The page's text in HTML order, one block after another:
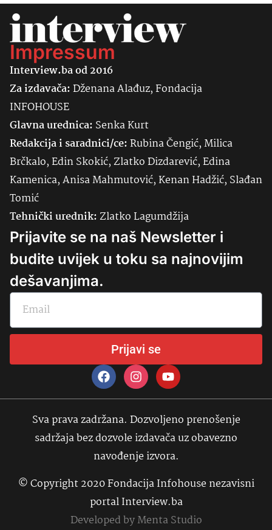
Impressum
Interview.ba od 2016
Za izdavača:Dženana Alađuz, Fondacija
INFOHOUSE
Glavna urednica: SenkaKurt
Redakcija i saradnici/ce:Rubina Čengić, Milica
Brčkalo, Edin Skokić, Zlatko Dizdarević, Edina
Kamenica, Anisa Mahmutović, Kenan Hadžić, Slađan
Tomić
Tehnički urednik:Zlatko Lagumdžija
Prijavite se na naš Newsletter i
budite uvijek u toku sa najnovijim
dešavanjima.
Prijavi se
Sva prava zadržana. Dozvoljeno prenošenje
sadržaja bez dozvole izdavača uz obavezno
navođenje izvora.
© Copyright 2020 Fondacija Infohouse nezavisni
portal Interview.ba
Developed byMenta Studio